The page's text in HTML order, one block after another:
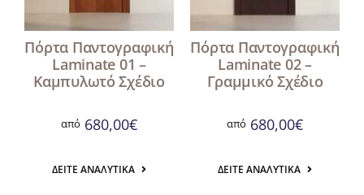
Πόρτα Παντογραφική
Laminate 01 –
Καμπυλωτό Σχέδιο
από 680,00€
ΔΕΊΤΕ ΑΝΑΛΥΤΙΚΆ
Πόρτα Παντογραφική
Laminate 02 –
Γραμμικό Σχέδιο
από 680,00€
ΔΕΊΤΕ ΑΝΑΛΥΤΙΚΆ